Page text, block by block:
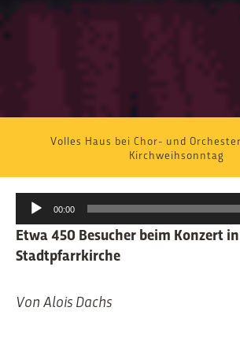
Volles Haus bei Chor- und
Kirchweihsonntag
Audio-
Player
00:00
Etwa 450 Besucher beim Konzert
Stadtpfarrkirche
Von Alois Dachs